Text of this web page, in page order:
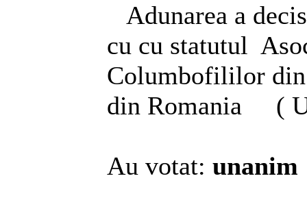
Adunarea a
cu cu statutul
Columbofililor
din Romania (
Au votat: unanim